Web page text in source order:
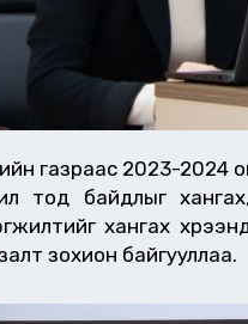
газраас 2023-2024
тод байдлыг
хангах
зохион байгууллаа.